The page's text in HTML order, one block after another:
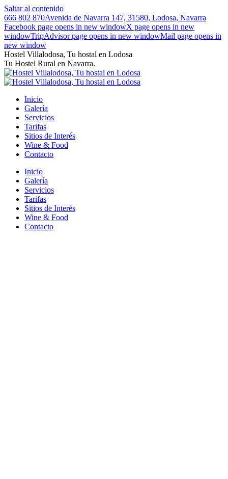
Saltar al contenido
666 802 870Avenida de Navarra 147, 31580, Lodosa, Navarra
Facebook page opens in new windowX page opens in new
windowTripAdvisor page opens in new windowMail page opens in
new window
Hostel Villalodosa, Tu hostal en Lodosa
Tu Hostel Rural en Navarra.
Inicio
Galería
Servicios
Tarifas
Sitios de Interés
Wine & Food
Contacto
Inicio
Galería
Servicios
Tarifas
Sitios de Interés
Wine & Food
Contacto